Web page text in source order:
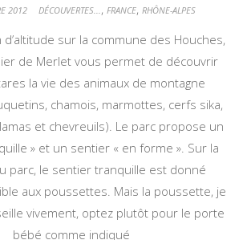
2012 DÉCOUVERTES..., FRANCE, RHÔNE-ALPES
sur la commune des Houches,
de Merlet vous permet de découvrir
la vie des animaux de montagne
chamois, marmottes, cerfs sika,
et chevreuils). Le parc propose un
» et un sentier « en forme ». Sur la
parc, le sentier tranquille est donné
aux poussettes. Mais la poussette, je
vivement, optez plutôt pour le porte
bébé comme indiqué